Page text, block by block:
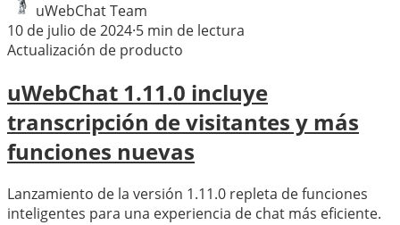
uWebChat Team
10 de julio de 2024·5 min de lectura
Actualización de producto
uWebChat 1.11.0 incluye
transcripción de visitantes y más
funciones nuevas
Lanzamiento de la versión 1.11.0 repleta de funciones
inteligentes para una experiencia de chat más eficiente.